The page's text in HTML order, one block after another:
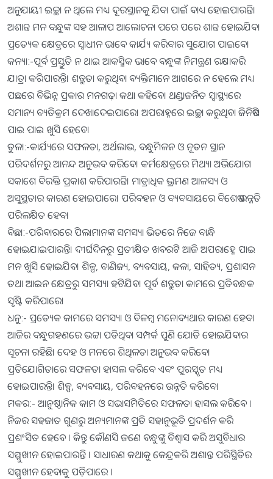
ଅନୁଯାୟୀ ଇଚ୍ଛା ନ ଥିଲେ ମଧ୍ୟ ଦୂରସ୍ଥାନକୁ ଯିବା ପାଇଁ ବାଧ୍ୟ ହୋଇପାରନ୍ତି।
ଅଶାନ୍ତ ମନ ବନ୍ଧୁଙ୍କ ସହ ଆଳାପ ଆଲୋଚନା ପରେ ପରେ ଶାନ୍ତ ହୋଇଯିବ।
ପ୍ରତ୍ୟେକ କ୍ଷେତ୍ରରେ ସ୍ବାଧୀନ ଭାବେ କାର୍ଯ୍ୟ କରିବାର ସୁଯୋଗ ପାଇବେ।
କନ୍ୟା:-ପୂର୍ବ ପ୍ରସ୍ତୁତି ନ ଥାଇ ଆକସ୍ମିକ ଭାବେ ବନ୍ଧୁଙ୍କ ନିମନ୍ତ୍ରଣ ରକ୍ଷାକରି
ଯାତ୍ରା କରିପାରନ୍ତି। ଶତ୍ରୁତା କରୁଥିବା ବ୍ୟକ୍ତିମାନେ ଆଗରେ ନ ହେଲେ ମଧ୍ୟ
ପଛରେ ବିଭିନ୍ନ ପ୍ରକାର ମନଗଢ଼ା କଥା କହିବେ। ଥଣ୍ଡାଜନିତ ସ୍ବାସ୍ଥ୍ୟରେ
ସମାନ୍ୟ ବ୍ୟତିକ୍ରମ ଦେଖାଦେଇପାରେ। ଅପରାହ୍ନରେ ଇଚ୍ଛା କରୁଥିବା ଜିନିଷଟି
ପାଇ ପାଇ ଖୁସି ହେବେ।
ତୁଳା:-କାର୍ଯ୍ୟରେ ସଫଳତା, ଅର୍ଥଲାଭ, ବନ୍ଧୁମିଳନ ଓ ନୂତନ ସ୍ଥାନ
ପରିଦର୍ଶନରୁ ଆନନ୍ଦ ଅନୁଭବ କରିବେ। କର୍ମକ୍ଷେତ୍ରରେ ମିଥ୍ୟା ଅଭିଯୋଗ
ସକାଶେ ବିରକ୍ତି ପ୍ରକାଶ କରିପାରନ୍ତି। ମାତ୍ରାଧିକ ଭ୍ରମଣ ଆଳସ୍ୟ ଓ
ଅସୁସ୍ଥତାର କାରଣ ହୋଇପାରେ। ପରିବହନ ଓ ବ୍ୟବସାୟରେ ବିଶେଷ ଉନ୍ନତି
ପରିଲକ୍ଷିତ ହେବ।
ବିଛା:-ପରିବାରରେ ପିଲାମାନଙ୍କ ସମସ୍ୟା ଭିତରେ ନିଜେ ବାନ୍ଧି
ହୋଇଯାଇପାରନ୍ତି। ଦୀର୍ଘଦିନରୁ ପ୍ରତୀକ୍ଷିତ ଖବରଟି ଆଜି ଅପରାହ୍ନେ ପାଇ
ମନ ଖୁସି ହୋଇଯିବ। ଶିଳ୍ପ, ବାଣିଜ୍ୟ, ବ୍ୟବସାୟ, କଳା, ସାହିତ୍ୟ, ପ୍ରଶାସନ
ତଥା ଆଇନ କ୍ଷେତ୍ରରୁ ସମସ୍ୟା ହଟିଯିବ। ପୂର୍ବ ଶତ୍ରୁତା କାମରେ ପ୍ରତିବନ୍ଧକ
ସୃଷ୍ଟି କରିପାରେ।
ଧନୁ:- ପ୍ରତ୍ୟେକ କାମରେ ସମସ୍ୟା ଓ ବିଳମ୍ବ ମନୋବ୍ୟଥାର କାରଣ ହେବ।
ଆଜିର ବନ୍ଧୁଗହଣରେ ଭଟ୍ଟା ପଡିଥିବା ସମ୍ପର୍କ ପୁଣି ଯୋଡି ହୋଇଯିବାର
ସୂଚନା ରହିଛି। ଦେହ ଓ ମନରେ ଶିଥିଳତା ଅନୁଭବ କରିବେ।
ପ୍ରତିଯୋଗିତାରେ ସଫଳତା ହାସଲ କରିବେ ଏବଂ ପୁରସ୍କୃତ ମଧ୍ୟ
ହୋଇପାରନ୍ତି। ଶିଳ୍ପ, ବ୍ୟବସାୟ, ପରିବହନରେ ଉନ୍ନତି କରିବେ।
ମକର:- ଆନୁଷ୍ଠାନିକ କାମ ଓ ସଭାସମିତିରେ ସଫଳତା ହାସଲ କରିବେ ।
ନିଜର ସହଜାତ ଗୁଣରୁ ଅନ୍ୟମାନଙ୍କ ପ୍ରତି ସହାନୁଭୂତି ପ୍ରଦର୍ଶନ କରି
ପ୍ରଶଂସିତ ହେବେ । କିନ୍ତୁ କୌଣସି ଜଣେ ବନ୍ଧୁଙ୍କୁ ବିଶ୍ୱାସ କରି ଅସୁବିଧାର
ସମ୍ମୁଖୀନ ହୋଇପାରନ୍ତି । ସାଧାରଣ କଥାକୁ କେନ୍ଦ୍ରକରି ଅଶାନ୍ତ ପରିସ୍ଥିତିର
ସମ୍ମୁଖୀନ ହେବାକୁ ପଡ଼ିପାରେ ।